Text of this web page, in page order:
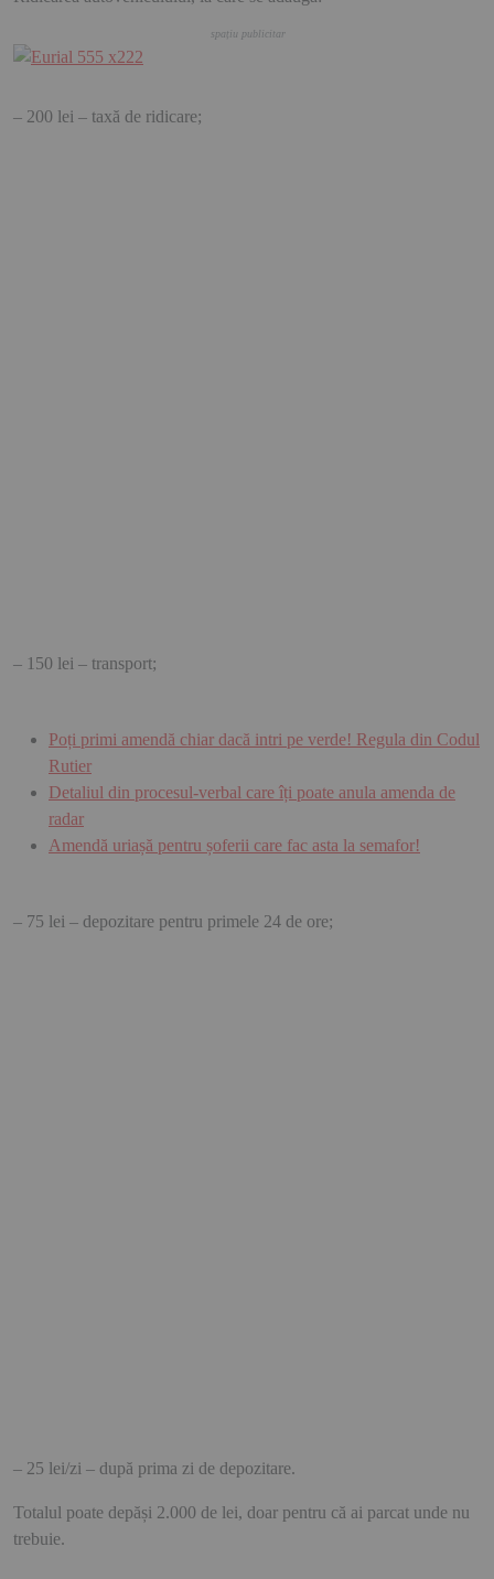
– 200 lei – taxă de ridicare;
– 150 lei – transport;
Poți primi amendă chiar dacă intri pe verde! Regula din Codul
Rutier
Detaliul din procesul-verbal care îți poate anula amenda de
radar
Amendă uriașă pentru șoferii care fac asta la semafor!
– 75 lei – depozitare pentru primele 24 de ore;
– 25 lei/zi – după prima zi de depozitare.
Totalul poate depăși 2.000 de lei, doar pentru că ai parcat unde nu
trebuie.